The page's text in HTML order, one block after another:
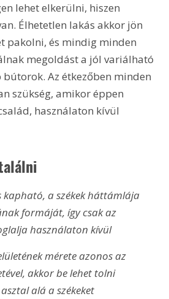
lehet elkerülni, hiszen
Élhetetlen lakás akkor jön
pakolni, és mindig minden
megoldást a jól variálható
bútorok. Az étkezőben minden
szükség, amikor éppen
használaton kívül
kapható, a székek háttámlája
formáját, így csak az
használaton kívül
mérete azonos az
akkor be lehet tolni
alá a székeket